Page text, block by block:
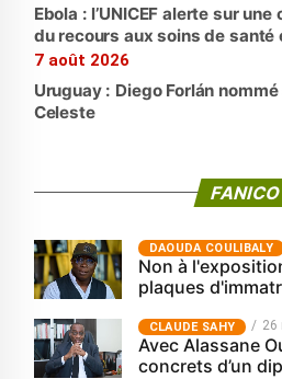
Ebola : l’UNICEF alerte sur
du recours aux soins de santé
7 août 2026
Uruguay : Diego Forlán
Celeste
FANICO
‎DAOUDA COULIBALY
Non à
plaques
CLAUDE SAHY 26
Avec Alassane
concrets d’un